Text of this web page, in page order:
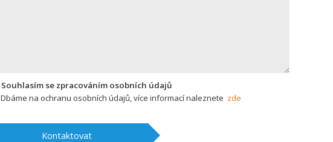
Souhlasím se zpracováním osobních údajů
Dbáme na ochranu osobních údajů, více informací naleznete zde
Kontaktovat